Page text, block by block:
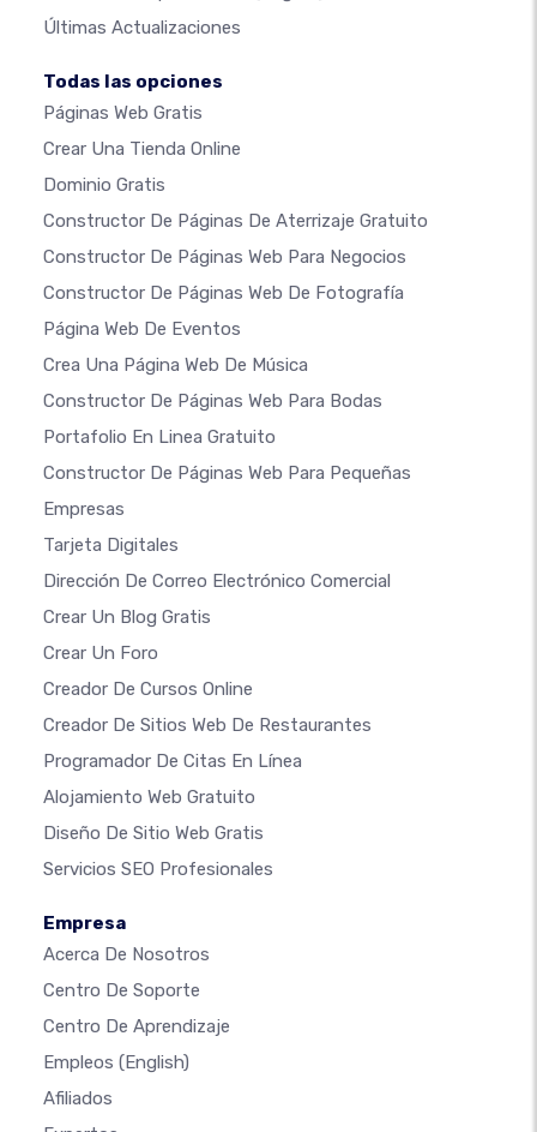
Últimas Actualizaciones
Todas las opciones
Páginas Web Gratis
Crear Una Tienda Online
Dominio Gratis
Constructor De Páginas De Aterrizaje Gratuito
Constructor De Páginas Web Para Negocios
Constructor De Páginas Web De Fotografía
Página Web De Eventos
Crea Una Página Web De Música
Constructor De Páginas Web Para Bodas
Portafolio En Linea Gratuito
Constructor De Páginas Web Para Pequeñas
Empresas
Tarjeta Digitales
Dirección De Correo Electrónico Comercial
Crear Un Blog Gratis
Crear Un Foro
Creador De Cursos Online
Creador De Sitios Web De Restaurantes
Programador De Citas En Línea
Alojamiento Web Gratuito
Diseño De Sitio Web Gratis
Servicios SEO Profesionales
Empresa
Acerca De Nosotros
Centro De Soporte
Centro De Aprendizaje
Empleos (English)
Afiliados